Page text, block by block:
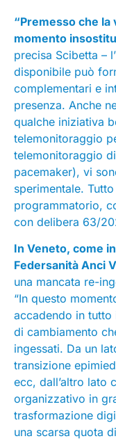
“Premesso che
momento
precisa Scibetta –
disponibile può
complementari e
presenza. Anche
qualche iniziativa
telemonitoraggio
telemonitoraggio
pacemaker), vi
sperimentale.
programmatorio,
con delibera 63/
In Veneto, come
Federsanità Anci
una mancata re-
“In questo
accadendo in tutto
di cambiamento
ingessati. Da un
transizione
ecc, dall’altro lato
organizzativo in
trasformazione
una scarsa quota